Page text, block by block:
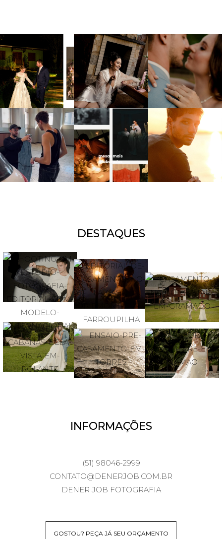
DESTAQUES
INFORMAÇÕES
(51) 98046-2999
CONTATO@DENERJOB.COM.BR
DENER JOB FOTOGRAFIA
GOSTOU? PEÇA JÁ SEU ORÇAMENTO